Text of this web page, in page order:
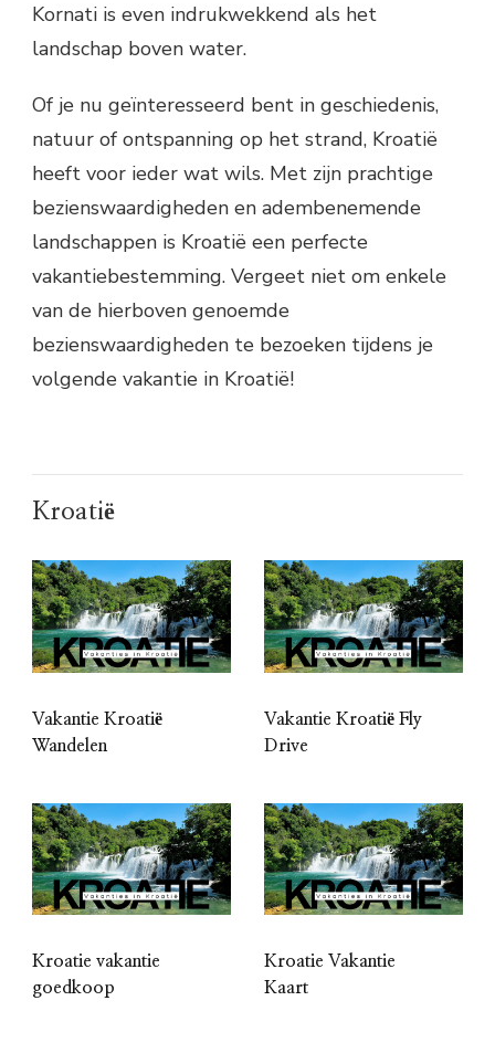
Kornati is even indrukwekkend als het
landschap boven water.
Of je nu geïnteresseerd bent in geschiedenis,
natuur of ontspanning op het strand, Kroatië
heeft voor ieder wat wils. Met zijn prachtige
bezienswaardigheden en adembenemende
landschappen is Kroatië een perfecte
vakantiebestemming. Vergeet niet om enkele
van de hierboven genoemde
bezienswaardigheden te bezoeken tijdens je
volgende vakantie in Kroatië!
Kroatië
Vakantie Kroatië
Wandelen
Vakantie Kroatië Fly
Drive
Kroatie vakantie
goedkoop
Kroatie Vakantie
Kaart